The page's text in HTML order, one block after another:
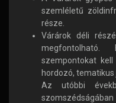
szemléletű
része.
Várárok déli
szempontokat
hordozó,
Az utóbbi